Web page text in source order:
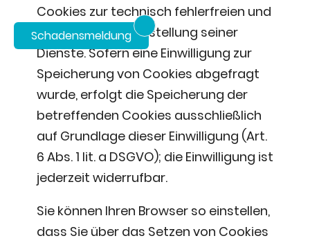
Schadensmeldung
Cookies zur technisch fehlerfreien und
optimierten Bereitstellung seiner
Dienste. Sofern eine Einwilligung zur
Speicherung von Cookies abgefragt
wurde, erfolgt die Speicherung der
betreffenden Cookies ausschließlich
auf Grundlage dieser Einwilligung (Art.
6 Abs. 1 lit. a DSGVO); die Einwilligung ist
jederzeit widerrufbar.
Sie können Ihren Browser so einstellen,
dass Sie über das Setzen von Cookies